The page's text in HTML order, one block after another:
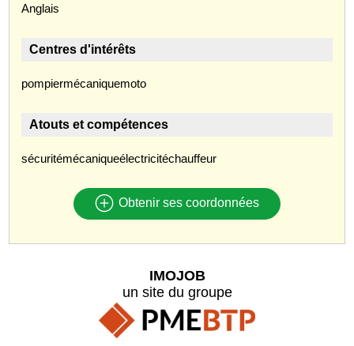
Anglais
Centres d'intérêts
pompiermécaniquemoto
Atouts et compétences
sécuritémécaniqueélectricitéchauffeur
Obtenir ses coordonnées
IMOJOB
un site du groupe